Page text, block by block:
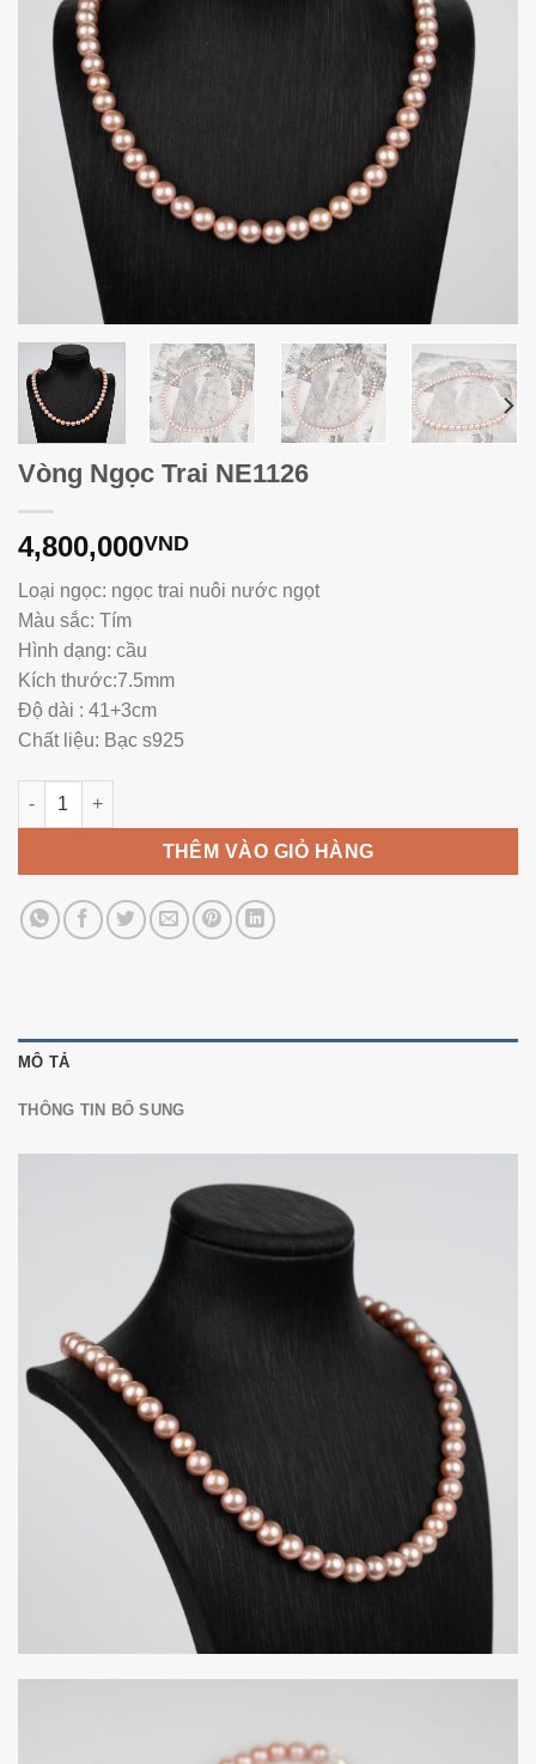
Vòng Ngọc Trai NE1126
4,800,000VND
Loại ngọc: ngọc trai nuôi nước ngọt
Màu sắc: Tím
Hình dạng: cầu
Kích thước:7.5mm
Độ dài : 41+3cm
Chất liệu: Bạc s925
Vòng Ngọc Trai NE1126 số lượng
THÊM VÀO GIỎ HÀNG
MÔ TẢ
THÔNG TIN BỔ SUNG